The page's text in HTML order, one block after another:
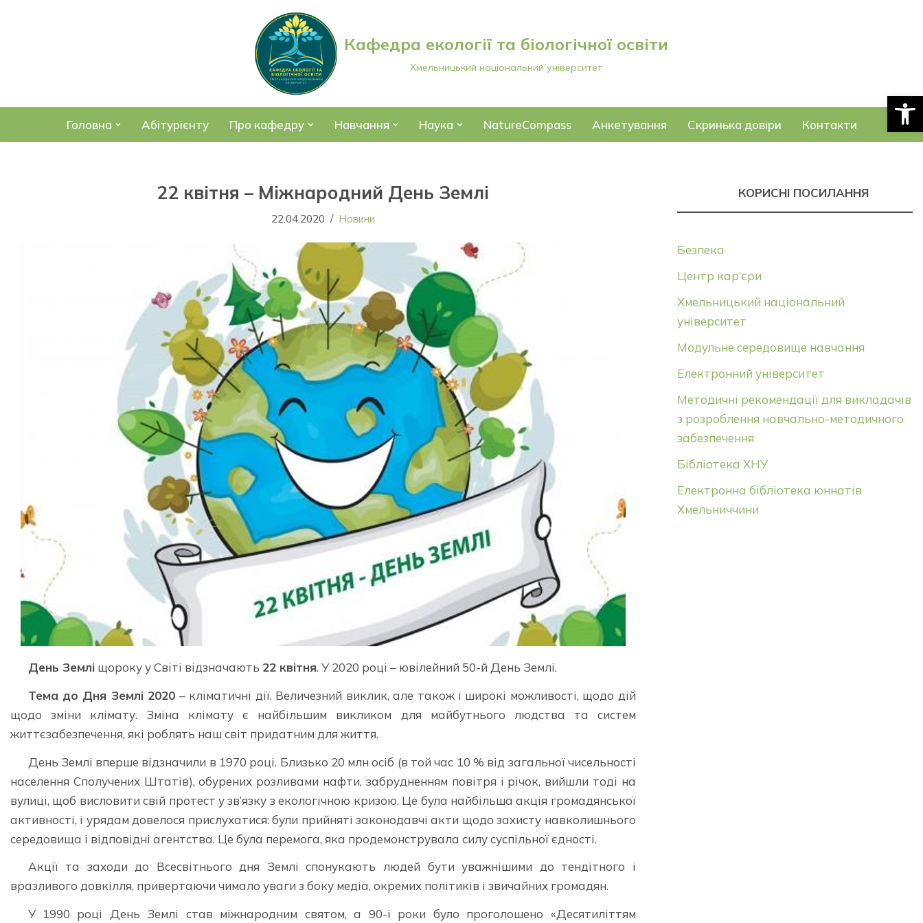
Кафедра екології та біологічної освіти
Хмельницький національний університет
Головна Абітурієнту Про кафедру Навчання Наука NatureCompass Анкетування Скринька довіри Контакти
22 квітня – Міжнародний День Землі
22.04.2020 Новини
День Земліщороку у Світі відзначають 22 квітня. У 2020 році – ювілейний 50-й День Землі.
Тема до Дня Землі 2020 – кліматичні дії. Величезний виклик, але також і широкі можливості, щодо дій
щодо зміни клімату. Зміна клімату є найбільшим викликом для майбутнього людства та систем
життєзабезпечення, які роблять наш світ придатним для життя.
День Землі вперше відзначили в 1970 році. Близько 20 млн осіб (в той час 10 % від загальної чисельності
населення Сполучених Штатів), обурених розливами нафти, забрудненням повітря і річок, вийшли тоді на
вулиці, щоб висловити свій протест у зв’язку з екологічною кризою. Це була найбільша акція громадянської
активності, і урядам довелося прислухатися: були прийняті законодавчі акти щодо захисту навколишнього
середовища і відповідні агентства. Це була перемога, яка продемонструвала силу суспільної єдності.
Акції та заходи до Всесвітнього дня Землі спонукають людей бути уважнішими до тендітного і
вразливого довкілля, привертаючи чимало уваги з боку медіа, окремих політиків і звичайних громадян.
У 1990 році День Землі став міжнародним святом, а 90-і роки було проголошено «Десятиліттям
КОРИСНІ ПОСИЛАННЯ
Безпека
Центр кар’єри
Хмельницький національний
університет
Модульне середовище навчання
Електронний університет
Методичні рекомендації для викладачів
з розроблення навчально-методичного
забезпечення
Бібліотека ХНУ
Електронна бібліотека юннатів
Хмельниччини